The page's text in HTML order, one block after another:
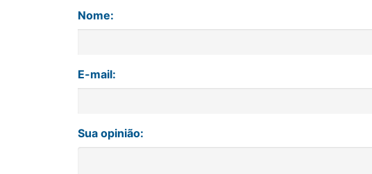
Nome:
E-mail:
Sua opinião: